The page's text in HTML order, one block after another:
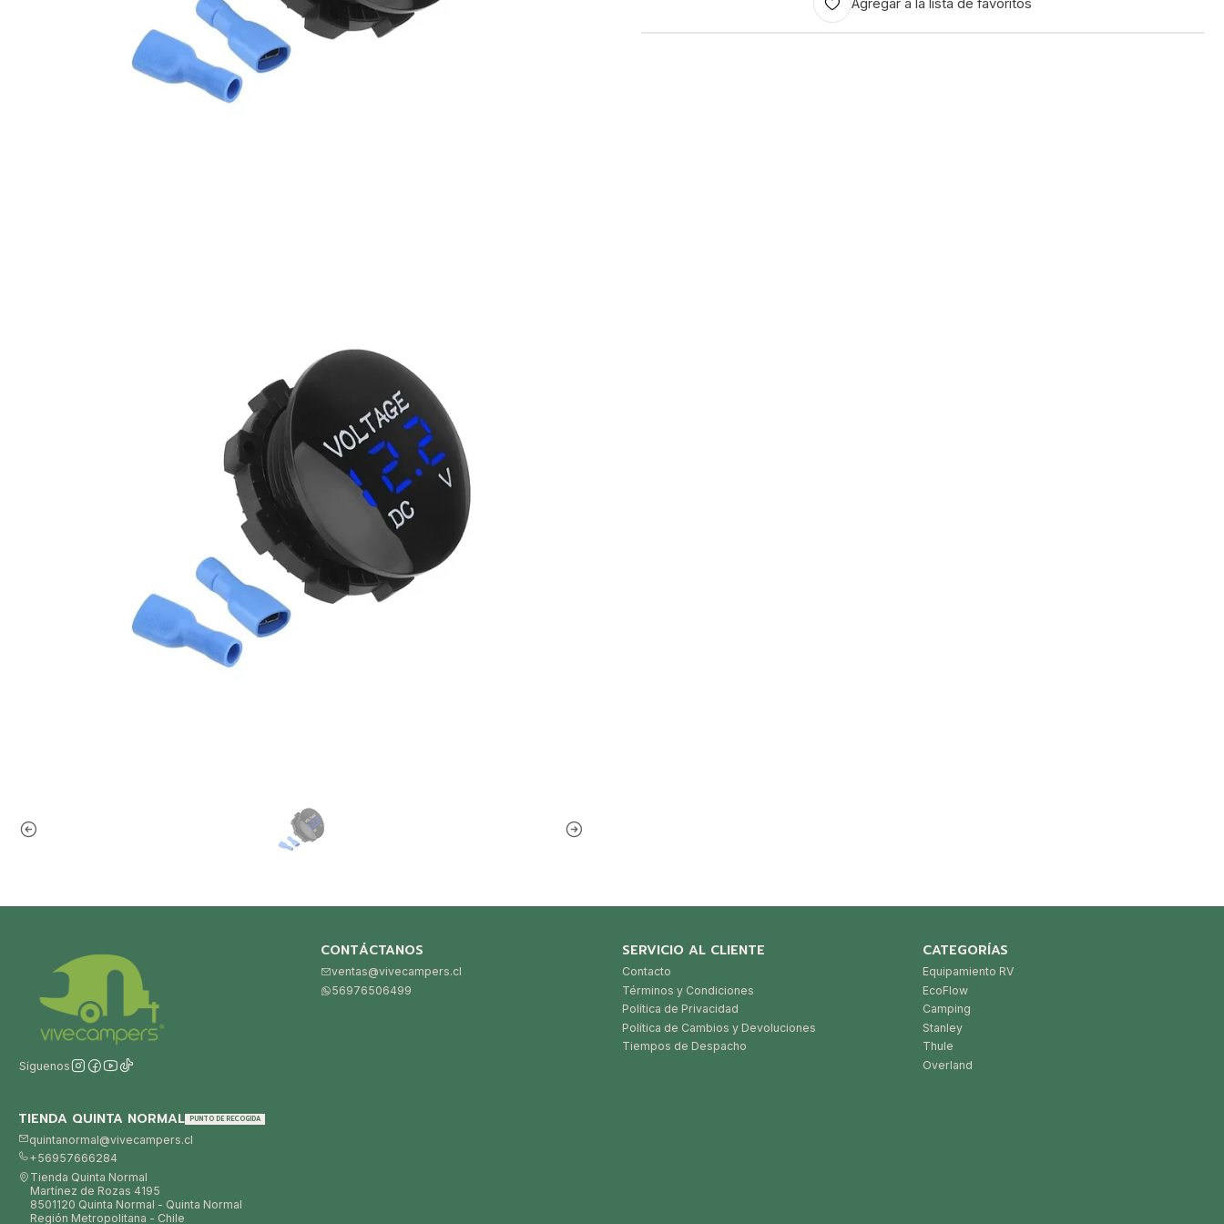
Agregar a la lista de favoritos
Síguenos
CONTÁCTANOS
ventas@vivecampers.cl
56976506499
SERVICIO AL CLIENTE
Contacto
Términos y Condiciones
Política de Privacidad
Política de Cambios y Devoluciones
Tiempos de Despacho
CATEGORÍAS
Equipamiento RV
EcoFlow
Camping
Stanley
Thule
Overland
TIENDA QUINTA NORMAL PUNTO DE RECOGIDA
quintanormal@vivecampers.cl
+56957666284
Tienda Quinta Normal
Martínez de Rozas 4195
8501120 Quinta Normal - Quinta Normal
Región Metropolitana - Chile